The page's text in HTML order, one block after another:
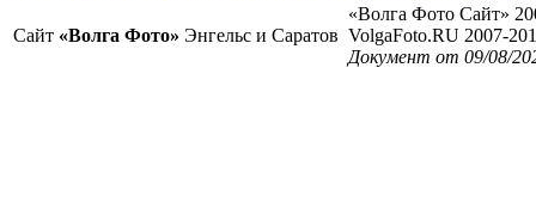
Сайт «Волга Фото» Энгельс и Саратов
«Волга Фото Сайт»
VolgaFoto.RU 2007-
Документ от 09/08/